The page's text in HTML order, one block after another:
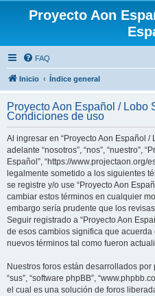
Proyecto Aon
FAQ
Inicio Índice general
Proyecto Aon Español / Lobo
Condiciones de uso
Al ingresar en “Proyecto Aon Español
adelante “nosotros”, “nos”, “nuestro”,
Español”, “https://www.projectaon.org/
legalmente sometido a los siguientes
se registre y/o use “Proyecto Aon
cambiar estos términos en cualquier
embargo sería prudente que los
Seguir registrado a “Proyecto Aon
de esos cambios significa que
nuevos términos tal como fueron
Nuestros foros están desarrollados
“sus”, “software phpBB”,
el cual es una solución de foros